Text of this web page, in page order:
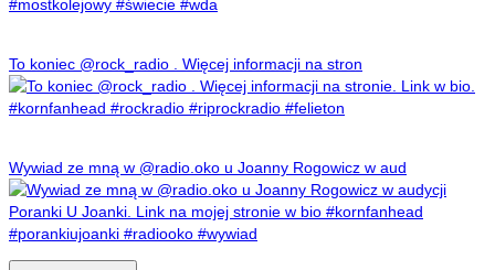
To koniec @rock_radio . Więcej informacji na stron
Wywiad ze mną w @radio.oko u Joanny Rogowicz w aud